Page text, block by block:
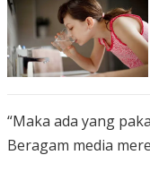
“Maka ada yang
Beragam media